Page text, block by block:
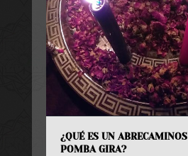
¿QUÉ ES UN ABRECAMINOS
POMBA GIRA?